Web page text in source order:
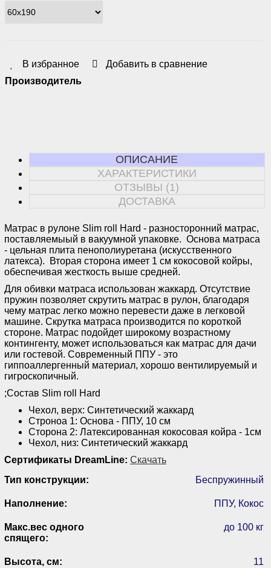
В избранное
Добавить в сравнение
Производитель
ОПИСАНИЕ
ХАРАКТЕРИСТИКИ
ОТЗЫВЫ (1)
ДОСТАВКА
Матрас в рулоне Slim roll Hard - разносторонний матрас,
поставляемыый в вакуумной упаковке. Основа матраса
- цельная плита пенополиуретана (искусственного
латекса). Вторая сторона имеет 1 см кокосовой койры,
обеспечивая жесткость выше средней.
Для обивки матраса использован жаккард. Отсутствие
пружин позволяет скрутить матрас в рулон, благодаря
чему матрас легко можно перевести даже в легковой
машине. Скрутка матраса производится по короткой
стороне. Матрас подойдет широкому возрастному
контингенту, может использоваться как матрас для дачи
или гостевой. Современный ППУ - это
гиппоаллергенный материал, хорошо вентилируемый и
гигроскопичный.
;Состав Slim roll Hard
Чехол, верх: Синтетический жаккард
Строноа 1: Основа - ППУ, 10 см
Сторона 2: Латексированная кокосовая койра - 1см
Чехол, низ: Синтетический жаккард
Сертификаты DreamLine: Скачать
Тип конструкции:
Беспружинный
Наполнение: ППУ, Кокос
Макс.вес одного
спящего:
до 100 кг
Высота, см: 11